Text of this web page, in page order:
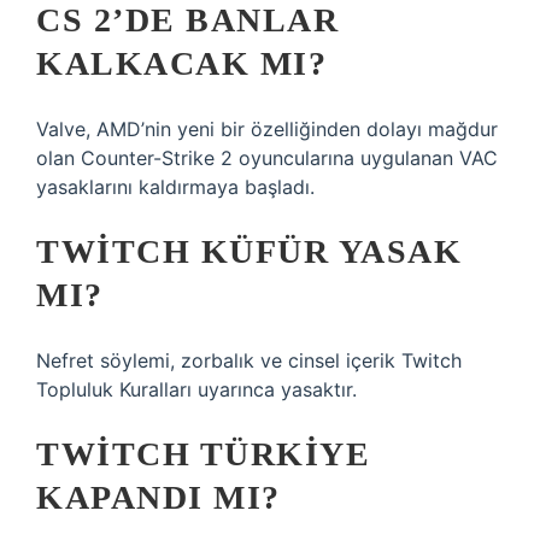
CS 2’DE BANLAR
KALKACAK MI?
Valve, AMD’nin yeni bir özelliğinden dolayı mağdur
olan Counter-Strike 2 oyuncularına uygulanan VAC
yasaklarını kaldırmaya başladı.
TWITCH KÜFÜR YASAK
MI?
Nefret söylemi, zorbalık ve cinsel içerik Twitch
Topluluk Kuralları uyarınca yasaktır.
TWITCH TÜRKIYE
KAPANDI MI?